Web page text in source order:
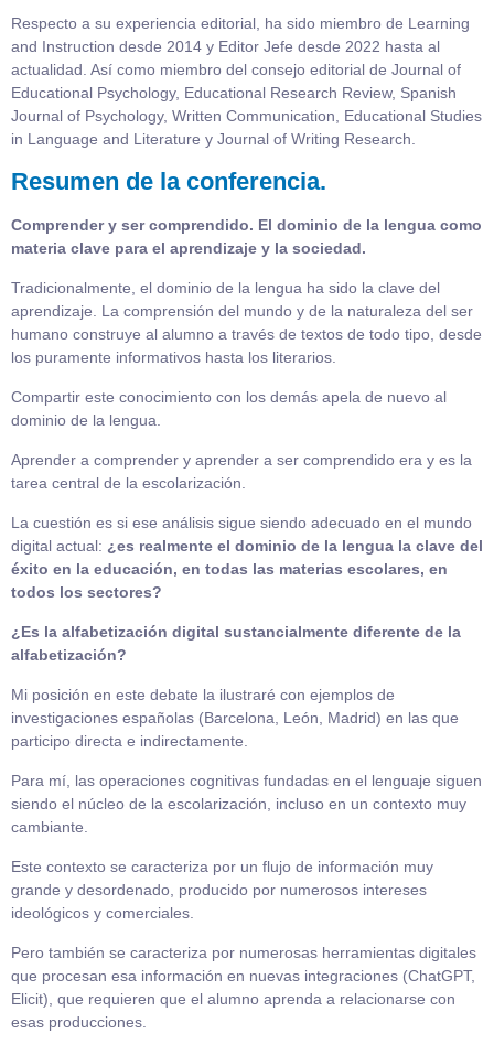
Respecto a su experiencia editorial, ha sido miembro de Learning
and Instruction desde 2014 y Editor Jefe desde 2022 hasta al
actualidad. Así como miembro del consejo editorial de Journal of
Educational Psychology, Educational Research Review, Spanish
Journal of Psychology, Written Communication, Educational Studies
in Language and Literature y Journal of Writing Research.
Resumen de la conferencia.
Comprender y ser comprendido. El dominio de la lengua como
materia clave para el aprendizaje y la sociedad.
Tradicionalmente, el dominio de la lengua ha sido la clave del
aprendizaje. La comprensión del mundo y de la naturaleza del ser
humano construye al alumno a través de textos de todo tipo, desde
los puramente informativos hasta los literarios.
Compartir este conocimiento con los demás apela de nuevo al
dominio de la lengua.
Aprender a comprender y aprender a ser comprendido era y es la
tarea central de la escolarización.
La cuestión es si ese análisis sigue siendo adecuado en el mundo
digital actual: ¿es realmente el dominio de la lengua la clave del
éxito en la educación, en todas las materias escolares, en
todos los sectores?
¿Es la alfabetización digital sustancialmente diferente de la
alfabetización?
Mi posición en este debate la ilustraré con ejemplos de
investigaciones españolas (Barcelona, León, Madrid) en las que
participo directa e indirectamente.
Para mí, las operaciones cognitivas fundadas en el lenguaje siguen
siendo el núcleo de la escolarización, incluso en un contexto muy
cambiante.
Este contexto se caracteriza por un flujo de información muy
grande y desordenado, producido por numerosos intereses
ideológicos y comerciales.
Pero también se caracteriza por numerosas herramientas digitales
que procesan esa información en nuevas integraciones (ChatGPT,
Elicit), que requieren que el alumno aprenda a relacionarse con
esas producciones.